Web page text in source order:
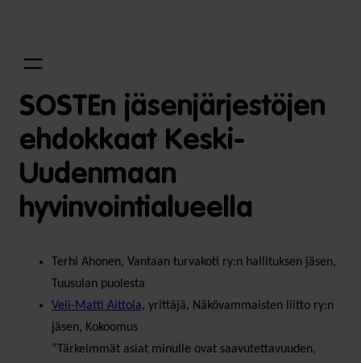
SOSTEn jäsenjärjestöjen
ehdokkaat Keski-
Uudenmaan
hyvinvointialueella
Terhi Ahonen, Vantaan turvakoti ry:n hallituksen jäsen,
Tuusulan puolesta
Veli-Matti Aittola, yrittäjä, Näkövammaisten liitto ry:n
jäsen, Kokoomus
”Tärkeimmät asiat minulle ovat saavutettavuuden,